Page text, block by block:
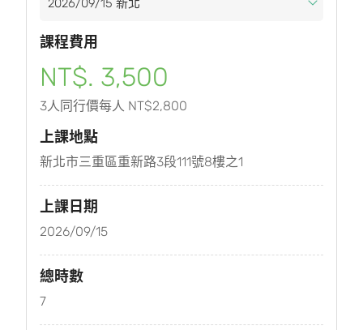
課程費用
NT$. 3,500
3人同行價每人 NT$2,800
上課地點
新北市三重區重新路3段111號8樓之1
上課日期
2026/09/15
總時數
7